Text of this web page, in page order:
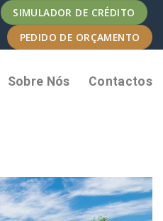
SIMULADOR DE CRÉDITO
PEDIDO DE ORÇAMENTO
Sobre Nós Contactos